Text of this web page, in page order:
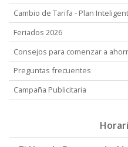
Cambio de Tarifa - Plan
Feriados 2026
Consejos para comenzar a
Preguntas frecuentes
Campaña Publicitaria